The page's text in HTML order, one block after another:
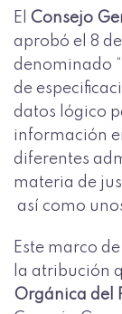
El Consejo
aprobó el 8
denominado “
de
datos lógico
información
diferentes
materia de
así como
Este marco
la atribución
Orgánica del